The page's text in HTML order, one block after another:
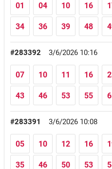
01 04 10 16
34 36 39 48
#283392 3/6/2026 10:16
07 10 11 16
43 46 53 55
#283391 3/6/2026 10:08
05 10 12 16
35 46 50 53